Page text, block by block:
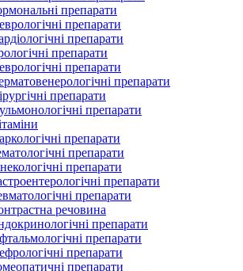
препарати
препарати
препарати
препарати
препарати
препарати
препарати
препарати
препарати
препарати
препарати
препарати
препарати
речовина
препарати
препарати
препарати
препарати